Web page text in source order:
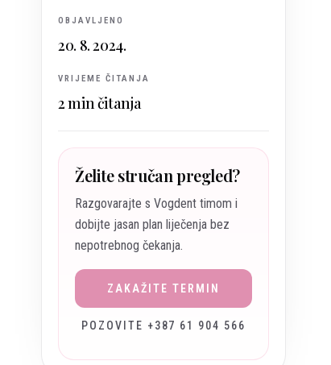
OBJAVLJENO
20. 8. 2024.
VRIJEME ČITANJA
2min čitanja
Želite stručan pregled?
Razgovarajte s Vogdent timom i
dobijte jasan plan liječenja bez
nepotrebnog čekanja.
ZAKAŽITE TERMIN
POZOVITE +387 61 904 566